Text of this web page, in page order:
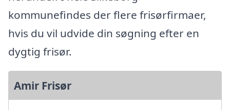
kommunefindes der flere frisørfirmaer,
hvis du vil udvide din søgning efter en
dygtig frisør.
Amir Frisør